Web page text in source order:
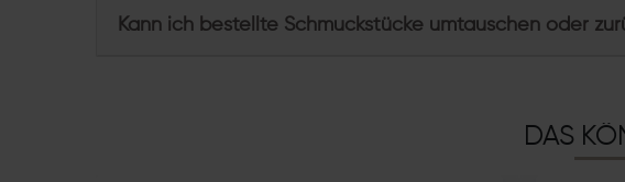
Kann ich bestellte Schmuckstücke umtauschen oder
DAS